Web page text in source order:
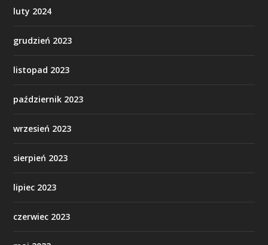
luty 2024
grudzień 2023
listopad 2023
październik 2023
wrzesień 2023
sierpień 2023
lipiec 2023
czerwiec 2023